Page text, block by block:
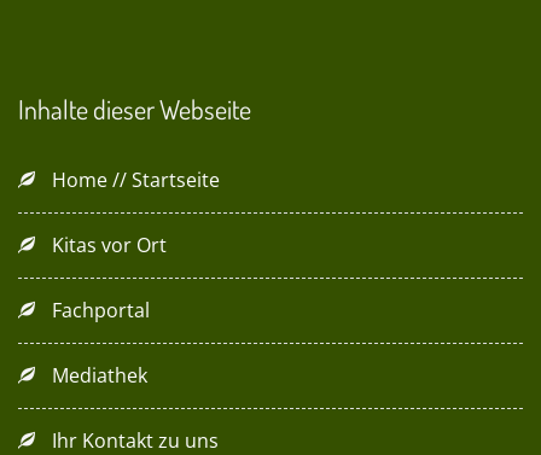
Inhalte dieser Webseite
Home // Startseite
Kitas vor Ort
Fachportal
Mediathek
Ihr Kontakt zu uns